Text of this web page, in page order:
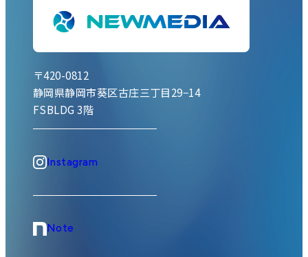
〒420-0812
静岡県静岡市葵区古庄三丁目29−14
FSBLDG 3階
Instagram
Note